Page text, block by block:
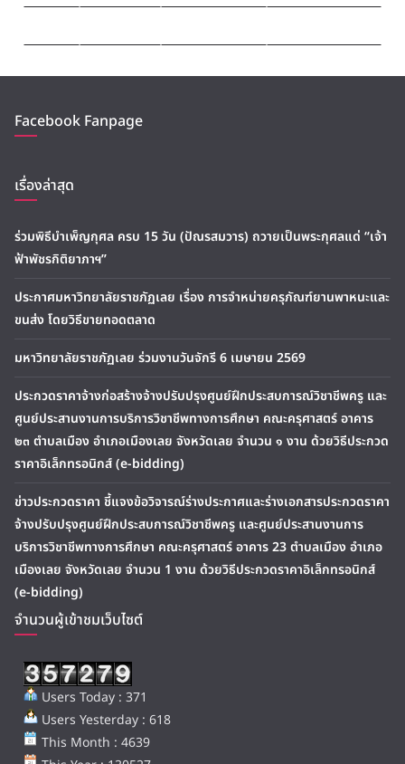
Facebook Fanpage
เรื่องล่าสุด
ร่วมพิธีบำเพ็ญกุศล ครบ 15 วัน (ปัณรสมวาร) ถวายเป็นพระกุศลแด่ “เจ้า
ฟ้าพัชรกิติยาภาฯ”
ประกาศมหาวิทยาลัยราชภัฏเลย เรื่อง การจำหน่ายครุภัณฑ์ยานพาหนะและ
ขนส่ง โดยวิธีขายทอดตลาด
มหาวิทยาลัยราชภัฏเลย ร่วมงานวันจักรี 6 เมษายน 2569
ประกวดราคาจ้างก่อสร้างจ้างปรับปรุงศูนย์ฝึกประสบการณ์วิชาชีพครู และ
ศูนย์ประสานงานการบริการวิชาชีพทางการศึกษา คณะครุศาสตร์ อาคาร
๒๓ ตำบลเมือง อำเภอเมืองเลย จังหวัดเลย จำนวน ๑ งาน ด้วยวิธีประกวด
ราคาอิเล็กทรอนิกส์ (e-bidding)
ข่าวประกวดราคา ชี้แจงข้อวิจารณ์ร่างประกาศและร่างเอกสารประกวดราคา
จ้างปรับปรุงศูนย์ฝึกประสบการณ์วิชาชีพครู และศูนย์ประสานงานการ
บริการวิชาชีพทางการศึกษา คณะครุศาสตร์ อาคาร 23 ตำบลเมือง อำเภอ
เมืองเลย จังหวัดเลย จำนวน 1 งาน ด้วยวิธีประกวดราคาอิเล็กทรอนิกส์
(e-bidding)
จำนวนผู้เข้าชมเว็บไซต์
Users Today : 371
Users Yesterday : 618
This Month : 4639